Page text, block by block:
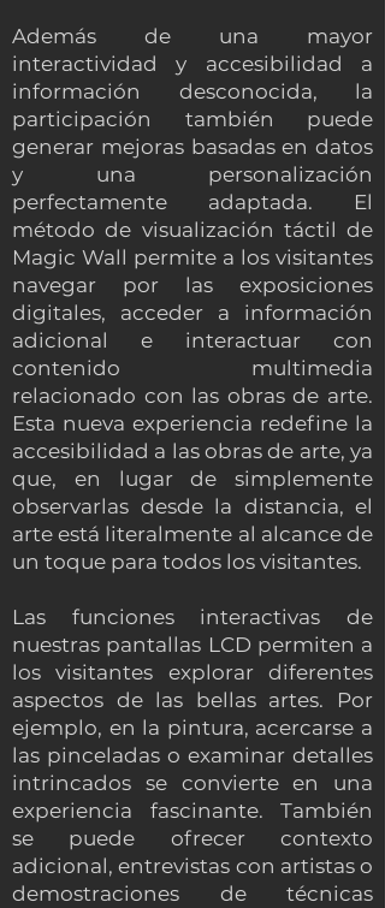
Además de una mayor
interactividad y accesibilidad a
información desconocida, la
participación también puede
generar mejoras basadas en datos
y una personalización
perfectamente adaptada. El
método de visualización táctil de
Magic Wall permite a los visitantes
navegar por las exposiciones
digitales, acceder a información
adicional e interactuar con
contenido multimedia
relacionado con las obras de arte.
Esta nueva experiencia redefine la
accesibilidad a las obras de arte, ya
que, en lugar de simplemente
observarlas desde la distancia, el
arte está literalmente al alcance de
un toque para todos los visitantes.
Las funciones interactivas de
nuestras pantallas LCD permiten a
los visitantes explorar diferentes
aspectos de las bellas artes. Por
ejemplo, en la pintura, acercarse a
las pinceladas o examinar detalles
intrincados se convierte en una
experiencia fascinante. También
se puede ofrecer contexto
adicional, entrevistas con artistas o
demostraciones de técnicas